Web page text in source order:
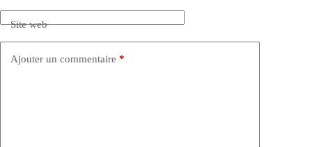
Site web
Ajouter un commentaire *